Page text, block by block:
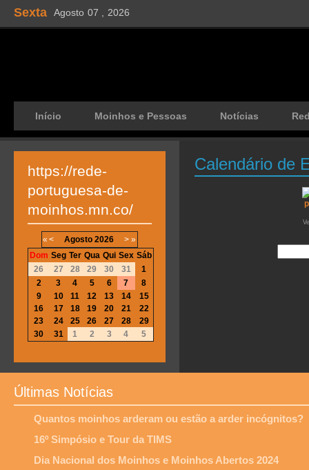
Sexta Agosto 07 , 2026
Início Moinhos e Pessoas Notícias
Calendário de
https://rede-
portuguesa-de-
moinhos.mn.co/
« < Agosto 2026 > »
Dom Seg Ter Qua Qui Sex Sáb
26
27 28 29 30 31
1
2
3 4 5 6 7
8
9
10 11 12 13 14
15
16
17 18 19 20 21
22
23
24 25 26 27 28
29
30
31 1 2 3 4 5
Últimas Notícias
Quantos moinhos arderam ou estão a arder incógnitos?
16º Simpósio e Tour da TIMS
Dia Nacional dos Moinhos e Moinhos Abertos 2024